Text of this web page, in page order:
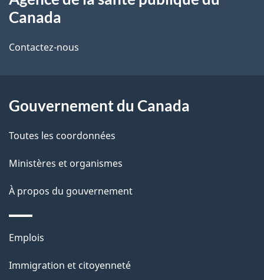
i
s
e
l
a
p
a
g
e
propos
ce
Canada
Contactez-nous
Gouvernement du Canada
Toutes les coordonnées
Ministères et organismes
À propos du gouvernement
Thèmes
sujets
Emplois
Immigration et citoyenneté